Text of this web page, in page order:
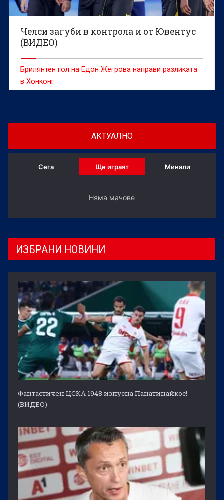
Челси загуби в контрола и от Ювентус
(ВИДЕО)
Брилянтен гол на Едон Жегрова направи разликата
в Хонконг
АКТУАЛНО
Сега Ще играят Минали
Няма мачове
ИЗБРАНИ НОВИНИ
Фантастичен ЦСКА 1948 изпусна Панатинайкос!
(ВИДЕО)